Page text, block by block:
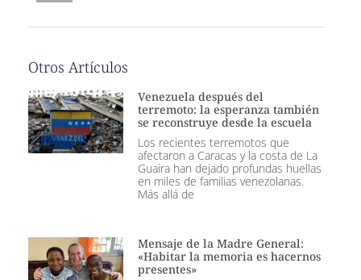
Otros Artículos
Venezuela después del
terremoto: la esperanza también
se reconstruye desde la escuela
Los recientes terremotos que
afectaron a Caracas y la costa de La
Guaira han dejado profundas huellas
en miles de familias venezolanas.
Más allá de
Mensaje de la Madre General:
«Habitar la memoria es hacernos
presentes»